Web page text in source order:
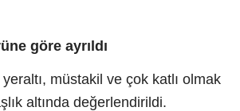
göre ayrıldı
müstakil ve çok katlı olmak
altında değerlendirildi.